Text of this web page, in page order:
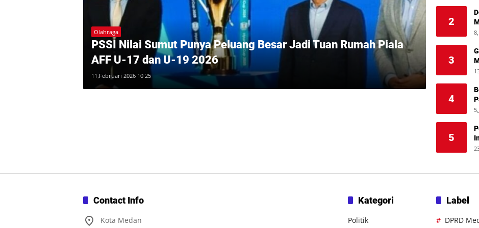
Olahraga
PSSI Nilai Sumut Punya Peluang Besar Jadi Tuan Rumah Piala
AFF U-17 dan U-19 2026
11,Februari 2026 10 25
2
3
4
5
Contact Info
Kota Medan
Kategori
Politik
Label
DPRD